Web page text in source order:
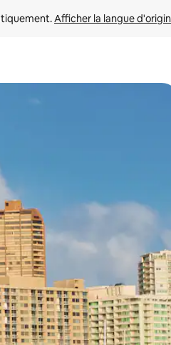
Afficher la langue
ou en appuyant et en faisant